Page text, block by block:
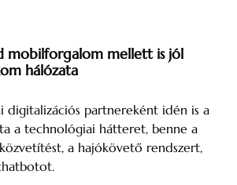
mobilforgalom mellett is jól
hálózata
digitalizációs partnereként idén is a
a technológiai hátteret, benne a
a hajókövető rendszert,